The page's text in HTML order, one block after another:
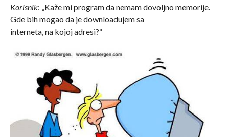
Korisnik: „Kaže mi program da nemam dovoljno memorije.
Gde bih mogao da je downloadujem sa
interneta, na kojoj adresi?“